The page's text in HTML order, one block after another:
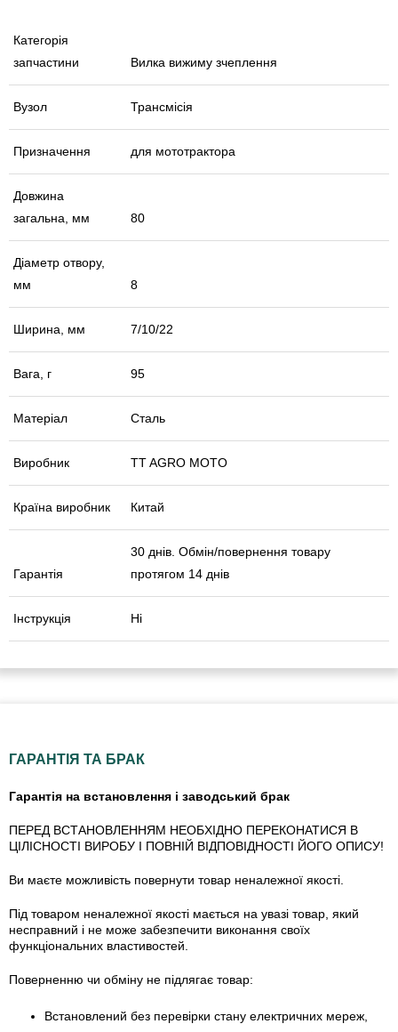
Категорія
запчастини
Вилка вижиму зчеплення
Вузол Трансмісія
Призначення для мототрактора
Довжина
загальна, мм
80
Діаметр отвору,
мм
8
Ширина, мм 7/10/22
Вага, г 95
Матеріал Сталь
Виробник TT AGRO MOTO
Країна виробник Китай
Гарантія
30 днів. Обмін/повернення товару
протягом 14 днів
Інструкція Ні
ГАРАНТІЯ ТА БРАК
Гарантія на встановлення і заводський брак
ПЕРЕД ВСТАНОВЛЕННЯМ НЕОБХІДНО ПЕРЕКОНАТИСЯ В
ЦІЛІСНОСТІ ВИРОБУ І ПОВНІЙ ВІДПОВІДНОСТІ ЙОГО ОПИСУ!
Ви маєте можливість повернути товар неналежної якості.
Під товаром неналежної якості мається на увазі товар, який
несправний і не може забезпечити виконання своїх
функціональних властивостей.
Поверненню чи обміну не підлягає товар:
Встановлений без перевірки стану електричних мереж,